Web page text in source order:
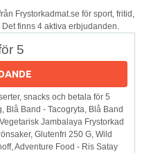
Frystorkadmat.se för sport, fritid,
finns 4 aktiva erbjudanden.
5
snacks och betala för 5
Blå Band - Tacogryta, Blå Band
Jambalaya Frystorkad
Glutenfri 250 G, Wild
Adventure Food - Ris Satay